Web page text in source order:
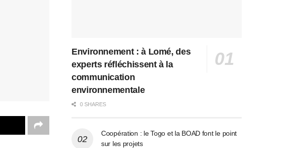
Environnement : à Lomé, des
experts réfléchissent à la
communication
environnementale
0 SHARES
Coopération : le Togo et la BOAD font le point
sur les projets